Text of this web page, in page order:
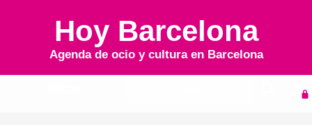
Hoy Barcelona
Agenda de ocio y cultura en Barcelona